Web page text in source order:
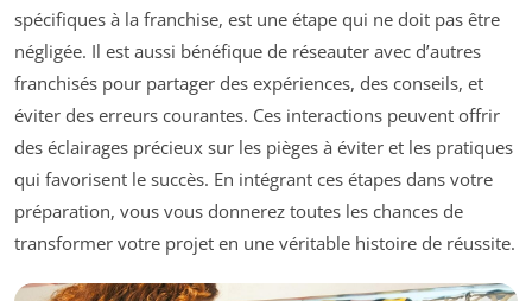
spécifiques à la franchise, est une étape qui ne doit pas être
négligée. Il est aussi bénéfique de réseauter avec d’autres
franchisés pour partager des expériences, des conseils, et
éviter des erreurs courantes. Ces interactions peuvent offrir
des éclairages précieux sur les pièges à éviter et les pratiques
qui favorisent le succès. En intégrant ces étapes dans votre
préparation, vous vous donnerez toutes les chances de
transformer votre projet en une véritable histoire de réussite.